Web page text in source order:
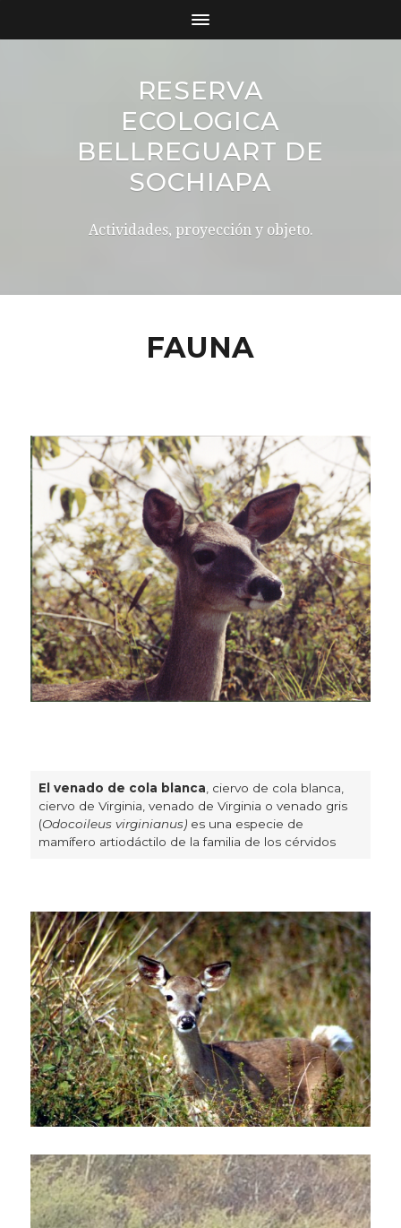
RESERVA
ECOLOGICA
BELLREGUART DE
SOCHIAPA
Actividades, proyección y objeto.
FAUNA
El venado de cola blanca , ciervo de cola blanca,
ciervo de Virginia, venado de Virginia o venado gris
(Odocoileus virginianus) es una especie de
mamífero artiodáctilo de la familia de los cérvidos